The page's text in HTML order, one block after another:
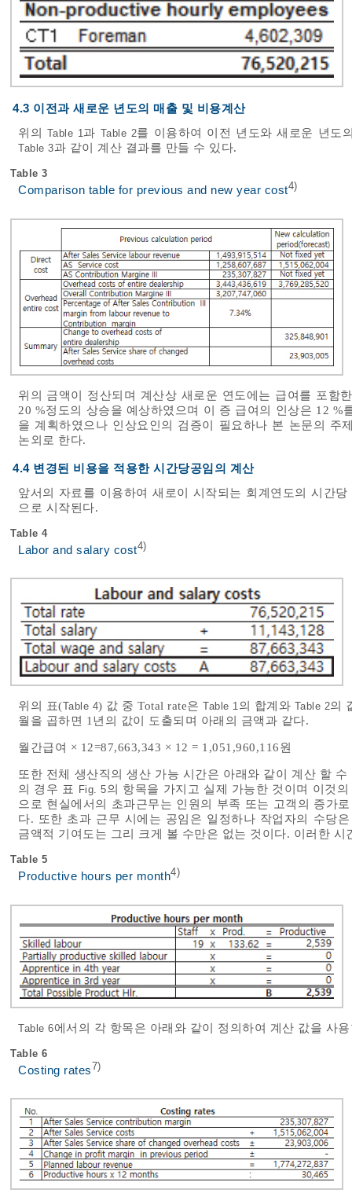
4.3 이전과 새로운 년도의 매출 및 비용계산
위의 Table 1과 Table 2를 이용하여 이전 년도와 새로운 년도
Table 3과 같이 계산 결과를 만들 수 있다.
Table 3
Comparison table for previous and new year cost4)
위의 금액이 정산되며 계산상 새로운 연도에는 급여를 포함
20 %정도의 상승을 예상하였으며 이 증 급여의 인상은 12
을 계획하였으나 인상요인의 검증이 필요하나 본 논문의 주
논외로 한다.
4.4 변경된 비용을 적용한 시간당공임의 계산
앞서의 자료를 이용하여 새로이 시작되는 회계연도의 시간
으로 시작된다.
Table 4
Labor and salary cost4)
위의 표(Table 4) 값 중 Total rate은Table 1 의 합계와 Table 2의
월을 곱하면 1년의 값이 도출되며 아래의 금액과 같다.
월간급여 × 12=87,663,343 × 12 = 1,051,960,116원
또한 전체 생산직의 생산 가능 시간은 아래와 같이 계산 할
의 경우 표
Fig. 5의 항목을 가지고 실제 가능한 것이며 이것
으로 현실에서의 초과근무는 인원의 부족 또는 고객의 증가
다. 또한 초과 근무 시에는 공임은 일정하나 작업자의 수당
금액적 기여도는 그리 크게 볼 수만은 없는 것이다. 이러한
Table 5
Productive hours per month4)
Table 6에서의 각 항목은 아래와 같이 정의하여 계산 값을 사
Table 6
Costing rates7)